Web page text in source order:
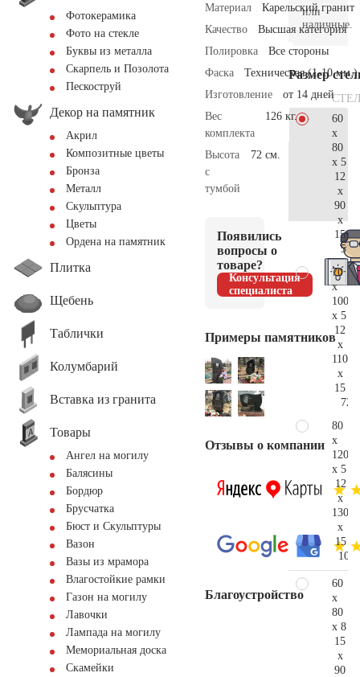
Фотокерамика
Фото на стекле
Буквы из металла
Скарпель и Позолота
Пескоструй
Декор на памятник
Акрил
Композитные цветы
Бронза
Металл
Скульптура
Цветы
Ордена на памятник
Плитка
Щебень
Таблички
Колумбарий
Вставка из гранита
Товары
Ангел на могилу
Балясины
Бордюр
Брусчатка
Бюст и Скульптуры
Вазон
Вазы из мрамора
Влагостойкие рамки
Газон на могилу
Лавочки
Лампада на могилу
Мемориальная доска
Скамейки
Материал
Карельский гранит
Качество
Высшая категория
Полировка
Все стороны
Фаска
Техническая (1-10 мм.)
Изготовление
от 14 дней
Вес
комплекта
126 кг.
Высота
с
тумбой
72 см.
Появились
вопросы о
товаре?
Консультация
специалиста
Примеры памятников
Отзывы о компании
Благоустройство
или
наличные.
Размер
60
x
80
x 5
12
x
90
x
15
70
x
100
x 5
12
x
110
x
15
80
x
120
x 5
12
x
130
x
15
60
x
80
x 8
15
x
90